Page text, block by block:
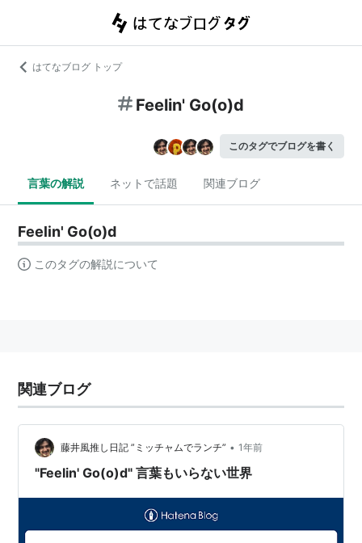
はてなブログ トップ
Feelin' Go(o)d
このタグでブログを書く
言葉の解説 ネットで話題 関連ブログ
Feelin' Go(o)d
このタグの解説について
関連ブログ
藤井風推し日記 ”ミッチャムでランチ” • 1年前
"Feelin' Go(o)d" 言葉もいらない世界